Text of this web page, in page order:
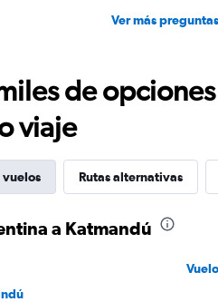
Ver más
de
viaje
vuelos Rutas alternativas
a Katmandú